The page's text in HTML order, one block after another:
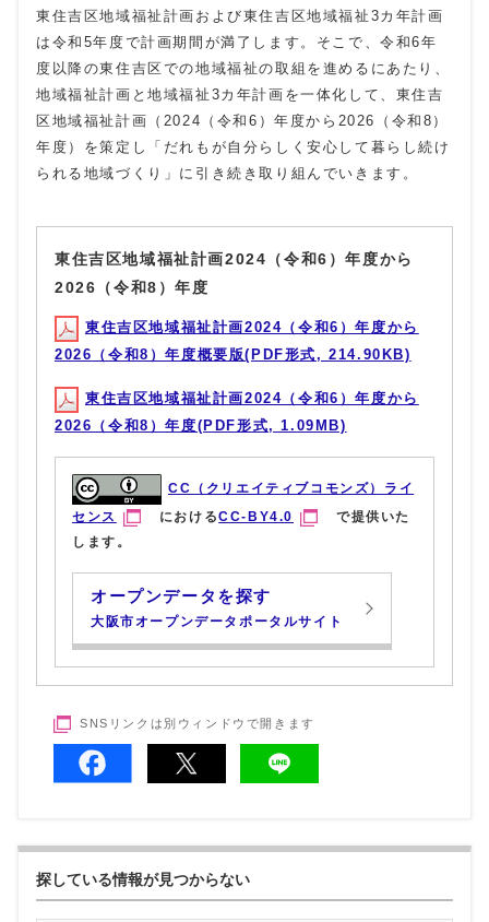
東住吉区地域福祉計画および東住吉区地域福祉3カ年計画
は令和5年度で計画期間が満了します。そこで、令和6年
度以降の東住吉区での地域福祉の取組を進めるにあたり、
地域福祉計画と地域福祉3カ年計画を一体化して、東住吉
区地域福祉計画（2024（令和6）年度から2026（令和8）
年度）を策定し「だれもが自分らしく安心して暮らし続け
られる地域づくり」に引き続き取り組んでいきます。
東住吉区地域福祉計画2024（令和6）年度から
2026（令和8）年度
東住吉区地域福祉計画2024（令和6）年度から
2026（令和8）年度概要版(PDF形式, 214.90KB)
東住吉区地域福祉計画2024（令和6）年度から
2026（令和8）年度(PDF形式, 1.09MB)
CC（クリエイティブコモンズ）ライ
センス
におけるCC-BY4.0
で提供いた
します。
オープンデータを探す
大阪市オープンデータポータルサイト
SNSリンクは別ウィンドウで開きます
探している情報が見つからない